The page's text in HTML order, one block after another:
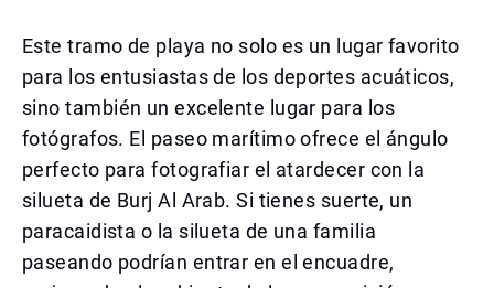
Este tramo de playa no solo es un lugar favorito
para los entusiastas de los deportes acuáticos,
sino también un excelente lugar para los
fotógrafos. El paseo marítimo ofrece el ángulo
perfecto para fotografiar el atardecer con la
silueta de Burj Al Arab. Si tienes suerte, un
paracaidista o la silueta de una familia
paseando podrían entrar en el encuadre,